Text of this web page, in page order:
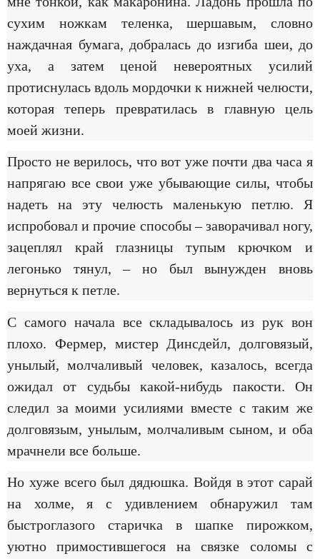
сухим ножкам теленка, шершавым, словно
наждачная бумага, добралась до изгиба шеи, до
уха, а затем ценой невероятных усилий
протиснулась вдоль мордочки к нижней челюсти,
которая теперь превратилась в главную цель
моей жизни.
Просто не верилось, что вот уже почти два часа я
напрягаю все свои уже убывающие силы, чтобы
надеть на эту челюсть маленькую петлю. Я
испробовал и прочие способы – заворачивал ногу,
зацеплял край глазницы тупым крючком и
легонько тянул, – но был вынужден вновь
вернуться к петле.
С самого начала все складывалось из рук вон
плохо. Фермер, мистер Динсдейл, долговязый,
унылый, молчаливый человек, казалось, всегда
ожидал от судьбы какой-нибудь пакости. Он
следил за моими усилиями вместе с таким же
долговязым, унылым, молчаливым сыном, и оба
мрачнели все больше.
Но хуже всего был дядюшка. Войдя в этот сарай
на холме, я с удивлением обнаружил там
быстроглазого старичка в шапке пирожком,
уютно примостившегося на связке соломы с